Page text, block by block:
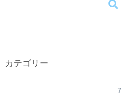
カテゴリー
7